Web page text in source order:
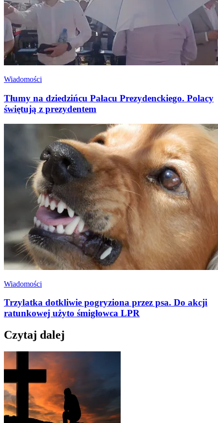
Wiadomości
Tłumy na dziedzińcu Pałacu Prezydenckiego. Polacy
świętują z prezydentem
Wiadomości
Trzylatka dotkliwie pogryziona przez psa. Do akcji
ratunkowej użyto śmigłowca LPR
Czytaj dalej